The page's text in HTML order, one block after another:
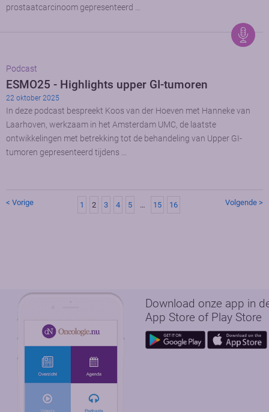
prostaatcarcinoom gepresenteerd …
Podcast
ESMO25 - Highlights upper GI-tumoren
22 oktober 2025
In deze podcast bespreekt Koos van der Hoeven met Hanneke van
Laarhoven, werkzaam in het Amsterdam UMC, de laatste
ontwikkelingen met betrekking tot de behandeling van Upper GI-
tumoren gepresenteerd tijdens …
< Vorige 1 2 3 4 5 … 15 16 Volgende >
Download onze app in
App Store of Play Store